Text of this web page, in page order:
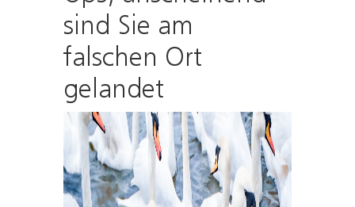
sind Sie am
falschen Ort
gelandet